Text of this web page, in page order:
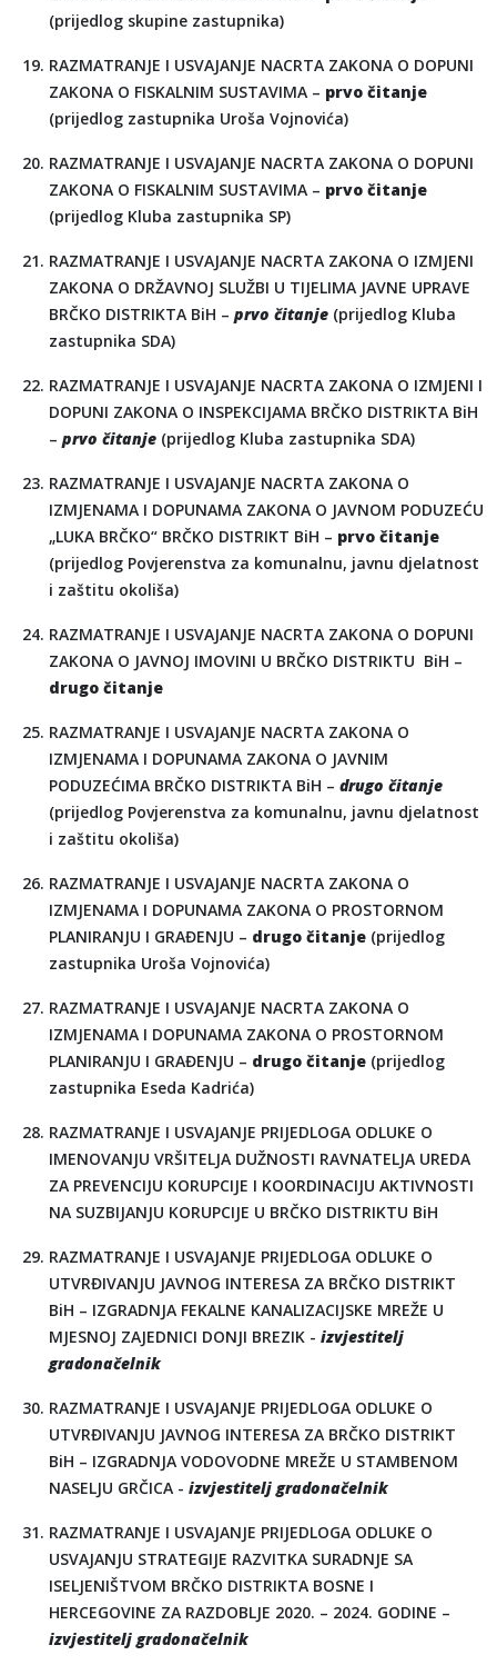
(prijedlog skupine zastupnika)
RAZMATRANJE I USVAJANJE NACRTA ZAKONA O DOPUNI
ZAKONA O FISKALNIM SUSTAVIMA – prvo čitanje
(prijedlog zastupnika Uroša Vojnovića)
RAZMATRANJE I USVAJANJE NACRTA ZAKONA O DOPUNI
ZAKONA O FISKALNIM SUSTAVIMA – prvo čitanje
(prijedlog Kluba zastupnika SP)
RAZMATRANJE I USVAJANJE NACRTA ZAKONA O IZMJENI
ZAKONA O DRŽAVNOJ SLUŽBI U TIJELIMA JAVNE UPRAVE
BRČKO DISTRIKTA BiH – prvo čitanje (prijedlog Kluba
zastupnika SDA)
RAZMATRANJE I USVAJANJE NACRTA ZAKONA O IZMJENI I
DOPUNI ZAKONA O INSPEKCIJAMA BRČKO DISTRIKTA BiH
– prvo čitanje (prijedlog Kluba zastupnika SDA)
RAZMATRANJE I USVAJANJE NACRTA ZAKONA O
IZMJENAMA I DOPUNAMA ZAKONA O JAVNOM PODUZEĆU
„LUKA BRČKO“ BRČKO DISTRIKT BiH – prvo čitanje
(prijedlog Povjerenstva za komunalnu, javnu djelatnost
i zaštitu okoliša)
RAZMATRANJE I USVAJANJE NACRTA ZAKONA O DOPUNI
ZAKONA O JAVNOJ IMOVINI U BRČKO DISTRIKTU BiH –
drugo čitanje
RAZMATRANJE I USVAJANJE NACRTA ZAKONA O
IZMJENAMA I DOPUNAMA ZAKONA O JAVNIM
PODUZEĆIMA BRČKO DISTRIKTA BiH – drugo čitanje
(prijedlog Povjerenstva za komunalnu, javnu djelatnost
i zaštitu okoliša)
RAZMATRANJE I USVAJANJE NACRTA ZAKONA O
IZMJENAMA I DOPUNAMA ZAKONA O PROSTORNOM
PLANIRANJU I GRAĐENJU – drugo čitanje (prijedlog
zastupnika Uroša Vojnovića)
RAZMATRANJE I USVAJANJE NACRTA ZAKONA O
IZMJENAMA I DOPUNAMA ZAKONA O PROSTORNOM
PLANIRANJU I GRAĐENJU – drugo čitanje (prijedlog
zastupnika Eseda Kadrića)
RAZMATRANJE I USVAJANJE PRIJEDLOGA ODLUKE O
IMENOVANJU VRŠITELJA DUŽNOSTI RAVNATELJA UREDA
ZA PREVENCIJU KORUPCIJE I KOORDINACIJU AKTIVNOSTI
NA SUZBIJANJU KORUPCIJE U BRČKO DISTRIKTU BiH
RAZMATRANJE I USVAJANJE PRIJEDLOGA ODLUKE O
UTVRĐIVANJU JAVNOG INTERESA ZA BRČKO DISTRIKT
BiH – IZGRADNJA FEKALNE KANALIZACIJSKE MREŽE U
MJESNOJ ZAJEDNICI DONJI BREZIK - izvjestitelj
gradonačelnik
RAZMATRANJE I USVAJANJE PRIJEDLOGA ODLUKE O
UTVRĐIVANJU JAVNOG INTERESA ZA BRČKO DISTRIKT
BiH – IZGRADNJA VODOVODNE MREŽE U STAMBENOM
NASELJU GRČICA - izvjestitelj gradonačelnik
RAZMATRANJE I USVAJANJE PRIJEDLOGA ODLUKE O
USVAJANJU STRATEGIJE RAZVITKA SURADNJE SA
ISELJENIŠTVOM BRČKO DISTRIKTA BOSNE I
HERCEGOVINE ZA RAZDOBLJE 2020. – 2024. GODINE –
izvjestitelj gradonačelnik